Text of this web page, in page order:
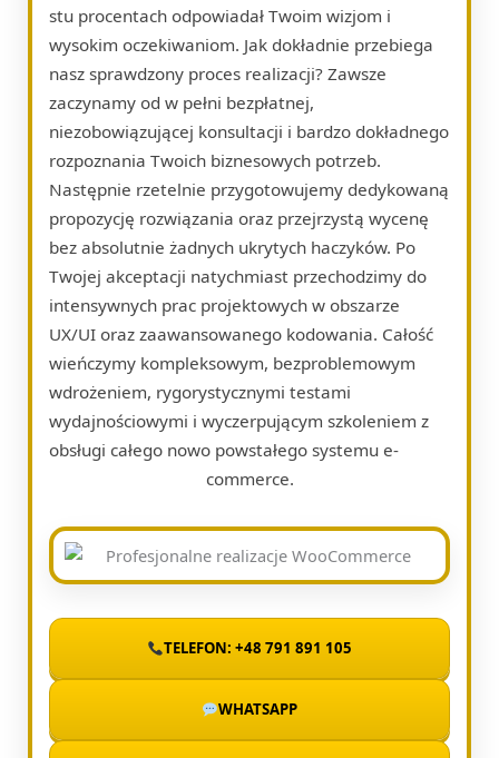
stu procentach odpowiadał Twoim wizjom i
wysokim oczekiwaniom. Jak dokładnie przebiega
nasz sprawdzony proces realizacji? Zawsze
zaczynamy od w pełni bezpłatnej,
niezobowiązującej konsultacji i bardzo dokładnego
rozpoznania Twoich biznesowych potrzeb.
Następnie rzetelnie przygotowujemy dedykowaną
propozycję rozwiązania oraz przejrzystą wycenę
bez absolutnie żadnych ukrytych haczyków. Po
Twojej akceptacji natychmiast przechodzimy do
intensywnych prac projektowych w obszarze
UX/UI oraz zaawansowanego kodowania. Całość
wieńczymy kompleksowym, bezproblemowym
wdrożeniem, rygorystycznymi testami
wydajnościowymi i wyczerpującym szkoleniem z
obsługi całego nowo powstałego systemu e-
commerce.
TELEFON: +48 791 891 105
WHATSAPP